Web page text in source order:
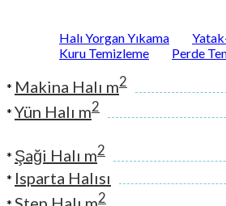
Halı Yorgan Yıkama
Kuru Temizleme
Perde
* Makina Halı m2
* Yün Halı m2
* Şaği Halı m2
* Isparta Halısı
2